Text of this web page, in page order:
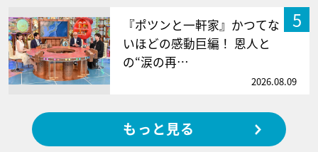
5
『ポツンと一軒家』かつてな
いほどの感動巨編！ 恩人と
の“涙の再…
2026.08.09
もっと見る